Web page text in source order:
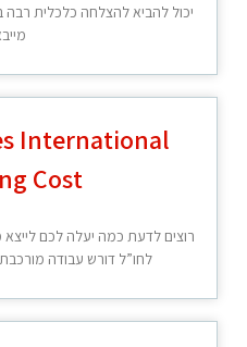
יכול להביא להצלחה כלכלית
International
Cost
רוצים לדעת כמה יעלה לכם לייצא
לחו”ל דורש עבודה